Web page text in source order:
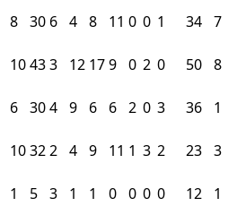
8 30 6 4 8 11 0 0 1 34 7
10433 12 179 0 2 0 50 8
6 304 9 6 6 2 0 3 36 1
10322 4 9 11 1 3 2 23 3
1 5 3 1 1 0 0 0 0 12
1